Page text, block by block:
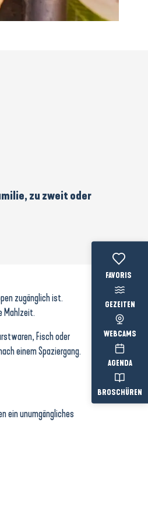
Voir les
GEZEITEN
WEBCAMS
AGENDA
BROSCHÜREN
zu zweit oder
zugänglich ist.
Mahlzeit.
Fisch oder
einem Spaziergang.
ein unumgängliches